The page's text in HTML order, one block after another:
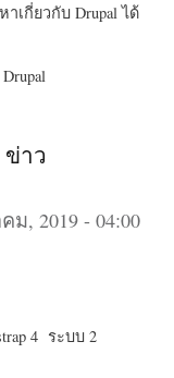
กี่ยวกับ Drupal ได้
ข่าว
ม, 2019 - 04:00
4 ระบบ 2